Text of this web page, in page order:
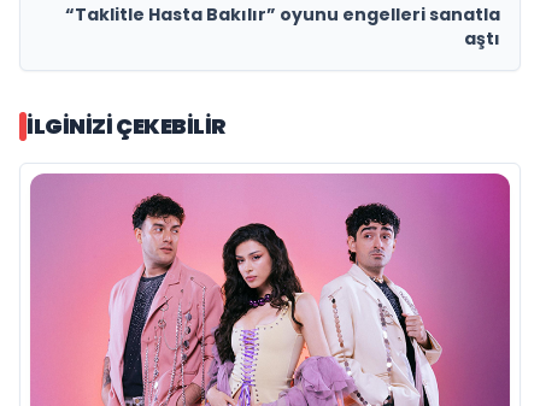
“Taklitle Hasta Bakılır” oyunu engelleri sanatla
aştı
İLGINIZI ÇEKEBILIR